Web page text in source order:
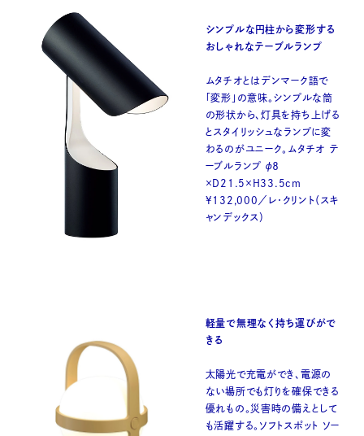
シンプルな円柱から変形する
おしゃれなテーブルランプ
ムタチオとはデンマーク語で
「変形」の意味。シンプルな筒
の形状から、灯具を持ち上げる
とスタイリッシュなランプに変
わるのがユニーク。ムタチオ テ
ーブルランプ φ８
×D21.5×H33.5cm
¥132,000／レ・クリント（スキ
ャンデックス）
軽量で無理なく持ち運びがで
きる
太陽光で充電ができ、電源の
ない場所でも灯りを確保できる
優れもの。災害時の備えとして
も活躍する。ソフトスポット ソー